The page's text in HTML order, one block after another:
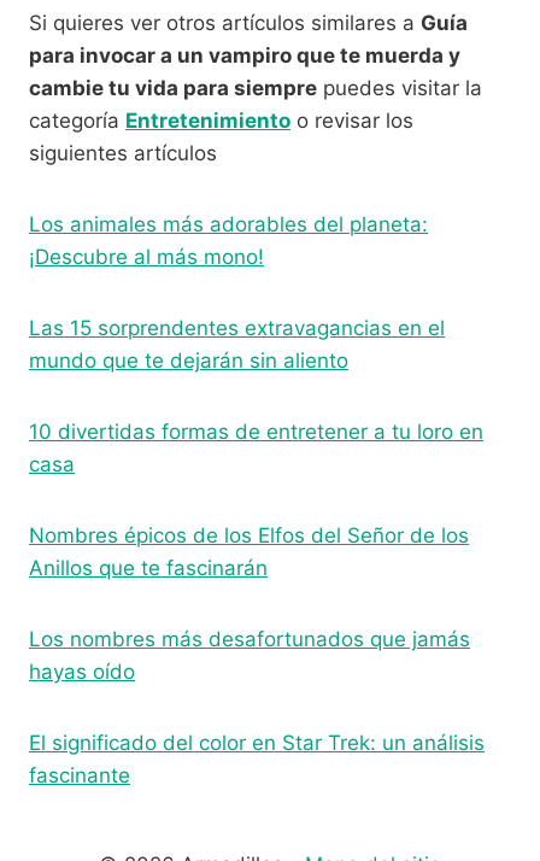
Si quieres ver otros artículos similares a Guía
para invocar a un vampiro que te muerda y
cambie tu vida para siempre puedes visitar la
categoría Entretenimiento o revisar los
siguientes artículos
Los animales más adorables del planeta:
¡Descubre al más mono!
Las 15 sorprendentes extravagancias en el
mundo que te dejarán sin aliento
10 divertidas formas de entretener a tu loro en
casa
Nombres épicos de los Elfos del Señor de los
Anillos que te fascinarán
Los nombres más desafortunados que jamás
hayas oído
El significado del color en Star Trek: un análisis
fascinante